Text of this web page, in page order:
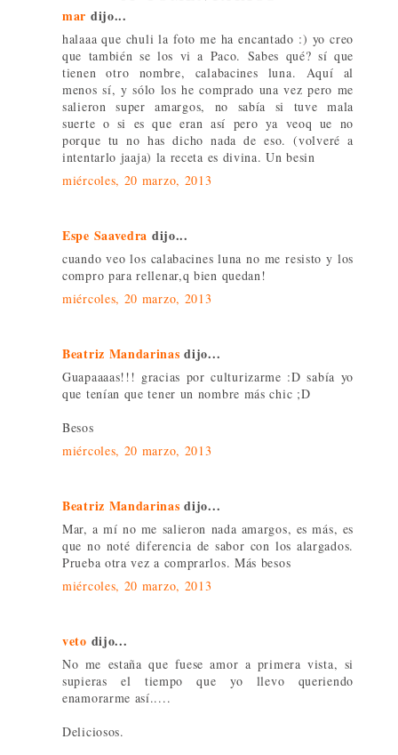
mar dijo...
halaaa que chuli la foto me ha encantado :) yo creo
que también se los vi a Paco. Sabes qué? sí que
tienen otro nombre, calabacines luna. Aquí al
menos sí, y sólo los he comprado una vez pero me
salieron super amargos, no sabía si tuve mala
suerte o si es que eran así pero ya veoq ue no
porque tu no has dicho nada de eso. (volveré a
intentarlo jaaja) la receta es divina. Un besin
miércoles, 20 marzo, 2013
Espe Saavedra dijo...
cuando veo los calabacines luna no me resisto y los
compro para rellenar,q bien quedan!
miércoles, 20 marzo, 2013
Beatriz Mandarinas dijo...
Guapaaaas!!! gracias por culturizarme :D sabía yo
que tenían que tener un nombre más chic ;D
Besos
miércoles, 20 marzo, 2013
Beatriz Mandarinas dijo...
Mar, a mí no me salieron nada amargos, es más, es
que no noté diferencia de sabor con los alargados.
Prueba otra vez a comprarlos. Más besos
miércoles, 20 marzo, 2013
veto dijo...
No me estaña que fuese amor a primera vista, si
supieras el tiempo que yo llevo queriendo
enamorarme así.....
Deliciosos.